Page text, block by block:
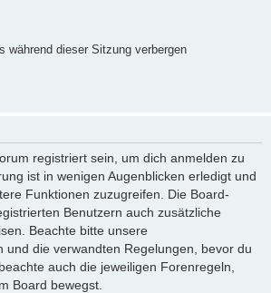
während dieser Sitzung verbergen
registriert sein, um dich anmelden zu
ist in wenigen Augenblicken erledigt und
Funktionen zuzugreifen. Die Board-
Benutzern auch zusätzliche
Beachte bitte unsere
und die verwandten Regelungen, bevor du
auch die jeweiligen Forenregeln,
Board bewegst.